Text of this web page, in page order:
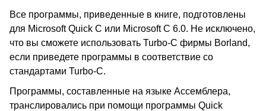
Все программы, приведенные в книге, подготовлены
для Microsoft Quick C или Microsoft C 6.0. Не исключено,
что вы сможете использовать Turbo-C фирмы Borland,
если приведете программы в соответствие со
стандартами Turbo-C.
Программы, составленные на языке Ассемблера,
транслировались при помощи программы Quick